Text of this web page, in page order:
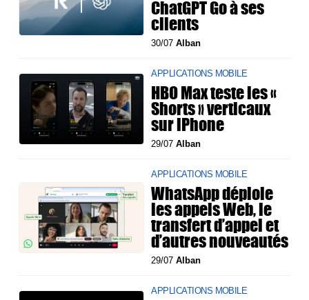
ChatGPT Go à ses
clients
30/07Alban
APPLICATIONS MOBILE
HBO Max teste les «
Shorts » verticaux
sur iPhone
29/07Alban
APPLICATIONS MOBILE
WhatsApp déploie
les appels Web, le
transfert d’appel et
d’autres nouveautés
29/07Alban
APPLICATIONS MOBILE